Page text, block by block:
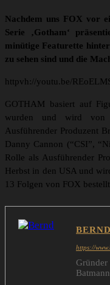
Nachdem uns FOX vor
Serie ‚Gotham‘
minütige Featurette
zu sehen sind und die
httpvh://youtu.be/
GOTHAM basiert auf
wurden und wird von
Ausführender Produzent
Danny Cannon (“CSI”,
Rolle als Ausführender
Herbst in den USA und
13 Folgen von FOX
BERND
https://
Gründer